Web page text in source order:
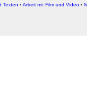
Texten ▪ Arbeit mit Film und Video ▪